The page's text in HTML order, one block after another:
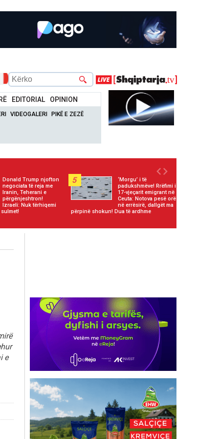
EDITORIAL OPINION
VIDEOGALERI PIKË E ZEZË
Donald Trump njofton
negociata të reja me
Iranin, Teherani e
përgënjeshtron!
Izraeli: Nuk tërhiqemi
5
‘Morgu’ i të
padukshmëve! Rrëfimi i
17-vjeçarit emigrant në
Ceuta: Notova pesë orë
në errësirë, dallgët ma
përpinë shokun! Dua të ardhme
e